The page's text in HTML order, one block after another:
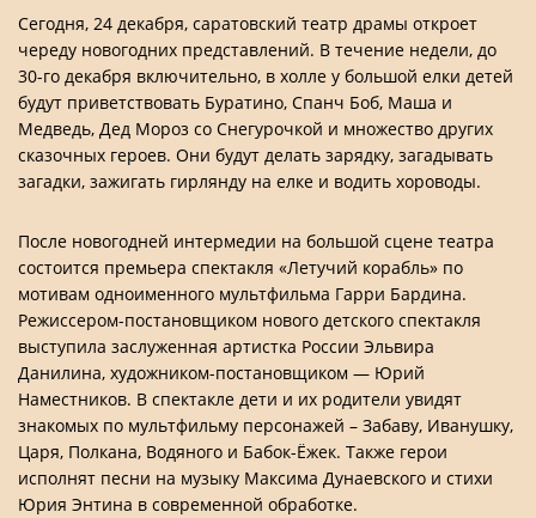
Сегодня, 24 декабря, саратовский театр драмы откроет
череду новогодних представлений. В течение недели, до
30-го декабря включительно, в холле у большой елки детей
будут приветствовать Буратино, Спанч Боб, Маша и
Медведь, Дед Мороз со Снегурочкой и множество других
сказочных героев. Они будут делать зарядку, загадывать
загадки, зажигать гирлянду на елке и водить хороводы.
После новогодней интермедии на большой сцене театра
состоится премьера спектакля «Летучий корабль» по
мотивам одноименного мультфильма Гарри Бардина.
Режиссером-постановщиком нового детского спектакля
выступила заслуженная артистка России Эльвира
Данилина, художником-постановщиком — Юрий
Наместников. В спектакле дети и их родители увидят
знакомых по мультфильму персонажей – Забаву, Иванушку,
Царя, Полкана, Водяного и Бабок-Ёжек. Также герои
исполнят песни на музыку Максима Дунаевского и стихи
Юрия Энтина в современной обработке.